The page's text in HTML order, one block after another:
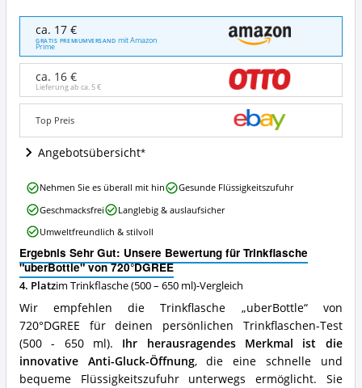
Trinkflasche
"uberBottle"
von
720°DGREE
Angebote:
Wo
diese
Trinkflasche
(500
650
ml)
erhältlich?
ca. 17 €
GRATIS PREMIUMVERSAND mit Amazon
Prime
ca. 16 €
Lieferung ab ca.5 €
Top Preis
Angebotsübersicht
Ergebnis Sehr Gut: Unsere Bewertung für Trinkflasche
"uberBottle" von 720°DGREE
4. Platzim Trinkflasche (500 – 650 ml)-Vergleich
Wir empfehlen die Trinkflasche „uberBottle“ von
720°DGREE für deinen persönlichen Trinkflaschen-Test
(500 - 650 ml). Ihr herausragendes Merkmal ist die
innovative Anti-Gluck-Öffnung, die eine schnelle und
bequeme Flüssigkeitszufuhr unterwegs ermöglicht. Sie
Trinkflasche
"uberBottle"
von
720°DGREE
Vorteile:
Was
spricht
für
diese
Trinkflasche
(500
–
650
ml)?
Nehmen Sie es überall mit hin
Gesunde Flüssigkeitszufuhr
Geschmacksfrei
Langlebig & auslaufsicher
Umweltfreundlich & stilvoll